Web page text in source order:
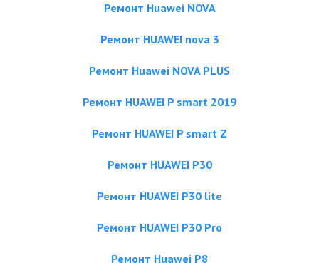
Ремонт Huawei NOVA
Ремонт HUAWEI nova 3
Ремонт Huawei NOVA PLUS
Ремонт HUAWEI P smart 2019
Ремонт HUAWEI P smart Z
Ремонт HUAWEI P30
Ремонт HUAWEI P30 lite
Ремонт HUAWEI P30 Pro
Ремонт Huawei P8